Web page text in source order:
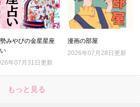
みやびの金星星座
年07月31日更新
漫画の部屋
2026年07月28日更新
もっと見る